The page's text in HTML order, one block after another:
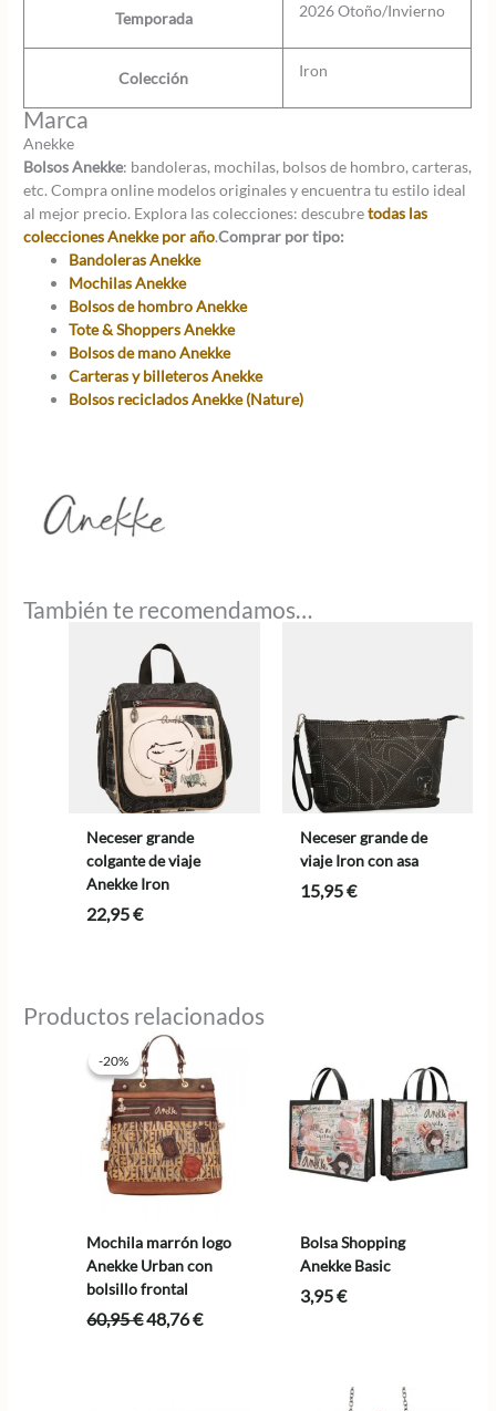
Temporada 2026 Otoño/Invierno
Colección Iron
Marca
Anekke
Bolsos Anekke: bandoleras, mochilas, bolsos de hombro, carteras,
etc. Compra online modelos originales y encuentra tu estilo ideal
al mejor precio. Explora las colecciones: descubretodas las
colecciones Anekke por año.Comprar por tipo:
Bandoleras Anekke
Mochilas Anekke
Bolsos de hombro Anekke
Tote & Shoppers Anekke
Bolsos de mano Anekke
Carteras y billeteros Anekke
Bolsos reciclados Anekke (Nature)
También te recomendamos…
Neceser grande
colgante de viaje
Anekke Iron
22,95€
Neceser grande de
viaje Iron con asa
15,95€
Productos relacionados
-20%
-20%
Mochila marrón logo
Anekke Urban con
bolsillo frontal
60,95€El
48,76€El
Bolsa Shopping
Anekke Basic
3,95€